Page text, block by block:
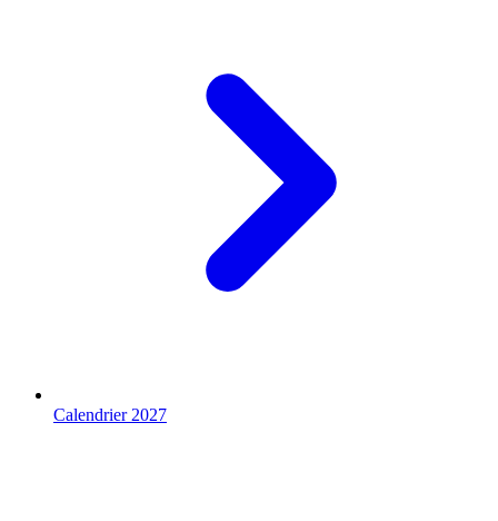
Calendrier 2027